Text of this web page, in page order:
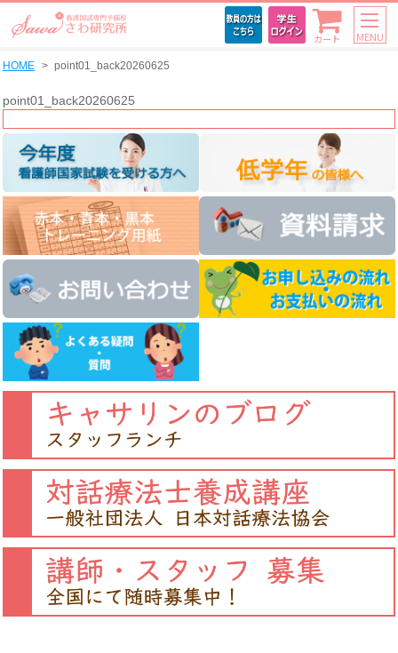
カート MENU
HOME point01_back20260625
point01_back20260625